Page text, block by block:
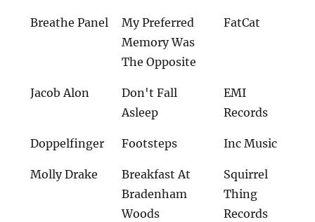
Breathe Panel
My Preferred
Memory Was
The Opposite
FatCat
Jacob Alon
Don't Fall
Asleep
EMI
Records
Doppelfinger Footsteps Inc Music
Molly Drake
Breakfast At
Bradenham
Woods
Squirrel
Thing
Records